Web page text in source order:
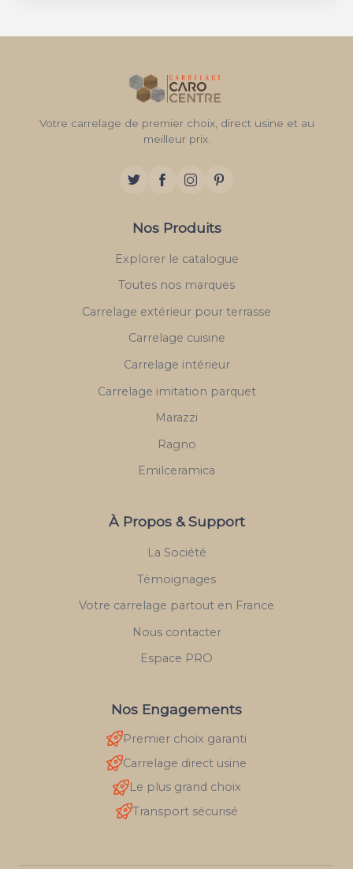
Votre carrelage de premier choix, direct usine et au
meilleur prix.
Nos Produits
Explorer le catalogue
Toutes nos marques
Carrelage extérieur pour terrasse
Carrelage cuisine
Carrelage intérieur
Carrelage imitation parquet
Marazzi
Ragno
Emilceramica
À Propos & Support
La Société
Témoignages
Votre carrelage partout en France
Nous contacter
Espace PRO
Nos Engagements
Premier choix garanti
Carrelage direct usine
Le plus grand choix
Transport sécurisé